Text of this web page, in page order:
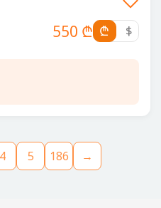
550 ₾ ₾ $
4 5 186 →